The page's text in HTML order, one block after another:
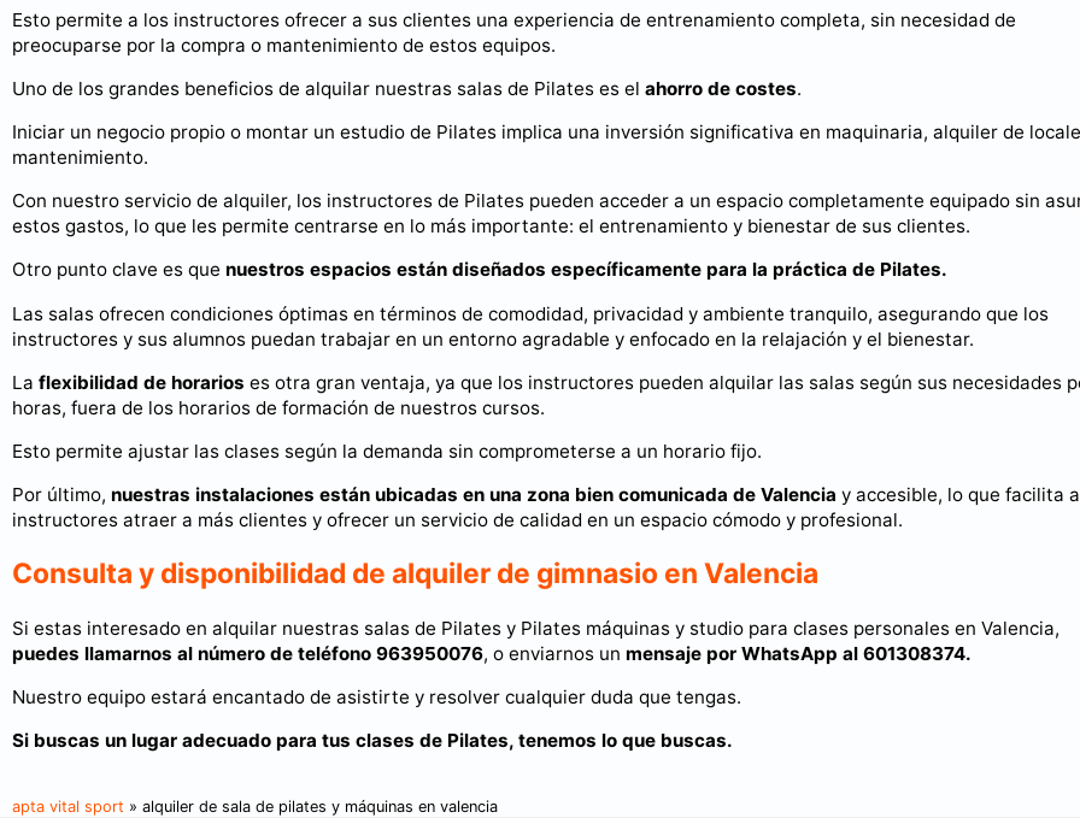
Esto permite a los instructores ofrecer a sus clientes una experiencia de entrenamiento completa, sin necesidad de
preocuparse por la compra o mantenimiento de estos equipos.
Uno de los grandes beneficios de alquilar nuestras salas de Pilates es el ahorro de costes.
Iniciar un negocio propio o montar un estudio de Pilates implica una inversión significativa en maquinaria, alquiler de
mantenimiento.
Con nuestro servicio de alquiler, los instructores de Pilates pueden acceder a un espacio completamente equipado sin
estos gastos, lo que les permite centrarse en lo más importante: el entrenamiento y bienestar de sus clientes.
Otro punto clave es que nuestros espacios están diseñados específicamente para la práctica de Pilates.
Las salas ofrecen condiciones óptimas en términos de comodidad, privacidad y ambiente tranquilo, asegurando que los
instructores y sus alumnos puedan trabajar en un entorno agradable y enfocado en la relajación y el bienestar.
La flexibilidad de horarios es otra gran ventaja, ya que los instructores pueden alquilar las salas según sus necesidades
horas, fuera de los horarios de formación de nuestros cursos.
Esto permite ajustar las clases según la demanda sin comprometerse a un horario fijo.
Por último, nuestras instalaciones están ubicadas en una zona bien comunicada de Valencia y accesible, lo que facilita
instructores atraer a más clientes y ofrecer un servicio de calidad en un espacio cómodo y profesional.
Consulta y disponibilidad de alquiler de gimnasio en Valencia
Si estas interesado en alquilar nuestras salas de Pilates y Pilates máquinas y studio para clases personales en Valencia,
puedes llamarnos al número de teléfono 963950076, o enviarnos un mensaje por WhatsApp al 601308374.
Nuestro equipo estará encantado de asistirte y resolver cualquier duda que tengas.
Si buscas un lugar adecuado para tus clases de Pilates, tenemos lo que buscas.
apta vital sport » alquiler de sala de pilates y máquinas en valencia